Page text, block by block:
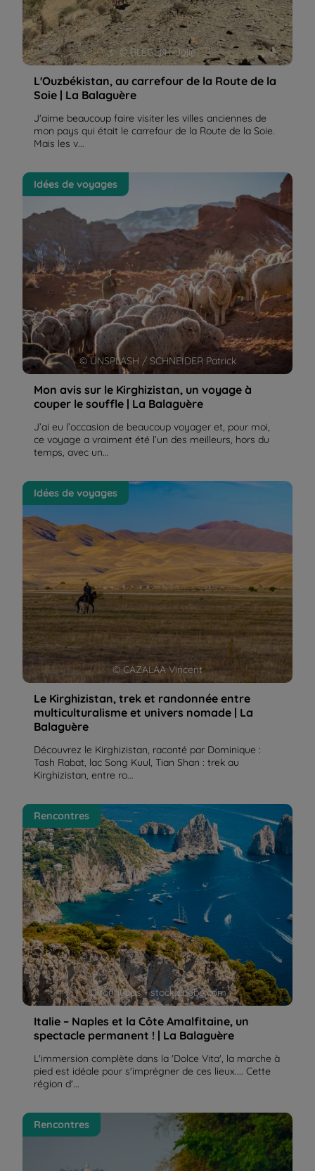
© BLEGENT Julie
L'Ouzbékistan, au carrefour de la Route de la
Soie | La Balaguère
J'aime beaucoup faire visiter les villes anciennes de
mon pays qui était le carrefour de la Route de la Soie.
Mais les v...
Mon avis sur le Kirghizistan, un voyage à couper le
souffle | La Balaguère
© UNSPLASH / SCHNEIDER Patrick
Idées de voyages
Mon avis sur le Kirghizistan, un voyage à
couper le souffle | La Balaguère
J’ai eu l’occasion de beaucoup voyager et, pour moi,
ce voyage a vraiment été l’un des meilleurs, hors du
temps, avec un...
Le Kirghizistan, trek et randonnée entre
multiculturalisme et univers nomade | La Balaguère
© CAZALAA Vincent
Idées de voyages
Le Kirghizistan, trek et randonnée entre
multiculturalisme et univers nomade | La
Balaguère
Découvrez le Kirghizistan, raconté par Dominique :
Tash Rabat, lac Song Kuul, Tian Shan : trek au
Kirghizistan, entre ro...
Italie – Naples et la Côte Amalfitaine, un spectacle
permanent ! | La Balaguère
© ronnybas - stock.adobe.com
Rencontres
Italie – Naples et la Côte Amalfitaine, un
spectacle permanent ! | La Balaguère
L'immersion complète dans la 'Dolce Vita', la marche à
pied est idéale pour s'imprégner de ces lieux.... Cette
région d'...
Les différentes ethnies et la culture du Laos | La
Balaguère
Rencontres